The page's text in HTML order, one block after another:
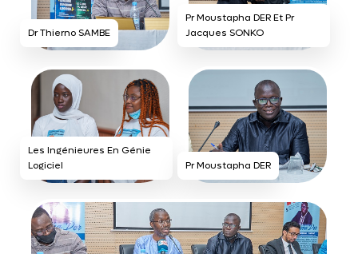
Dr Thierno SAMBE
Pr Moustapha DER Et Pr
Jacques SONKO
Les Ingénieures En Génie
Logiciel
Pr Moustapha DER